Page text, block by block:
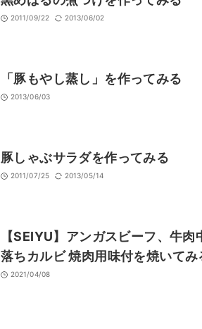
2011/09/22 2013/06/02
「豚もやし蒸し」を作ってみる
2013/06/03
豚しゃぶサラダを作ってみる
2011/07/25 2013/05/14
【SEIYU】アンガスビーフ、牛肉
落ちカルビ 焼肉用味付を焼いてみ
2021/04/08